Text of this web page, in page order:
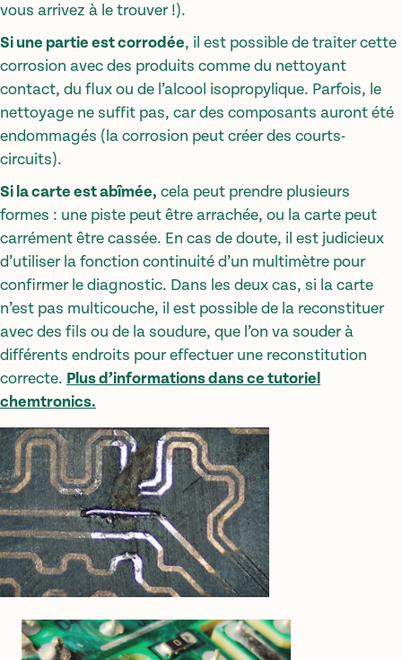
vous arrivez à le trouver !).
Si une partie est corrodée, il est possible de traiter cette
corrosion avec des produits comme du nettoyant
contact, du flux ou de l’alcool isopropylique. Parfois, le
nettoyage ne suffit pas, car des composants auront été
endommagés (la corrosion peut créer des courts-
circuits).
Si la carte est abîmée, cela peut prendre plusieurs
formes : une piste peut être arrachée, ou la carte peut
carrément être cassée. En cas de doute, il est judicieux
d’utiliser la fonction continuité d’un multimètre pour
confirmer le diagnostic. Dans les deux cas, si la carte
n’est pas multicouche, il est possible de la reconstituer
avec des fils ou de la soudure, que l’on va souder à
différents endroits pour effectuer une reconstitution
correcte. Plus d’informations dans ce tutoriel
chemtronics.